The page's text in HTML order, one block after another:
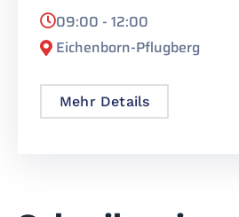
09:00 - 12:00
Eichenborn-Pflugberg
Mehr Details